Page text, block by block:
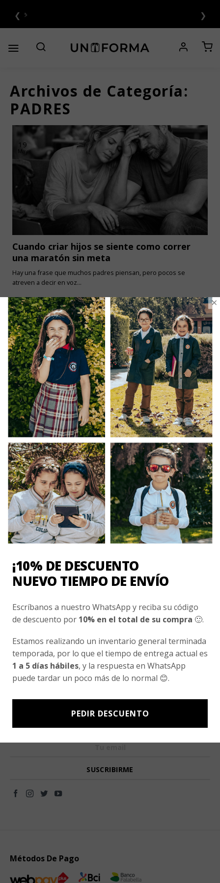
contenido
❮ ❯
Archivos de Categoría:
PADRES
Cuando criar hijos se siente como correr
una maratón sin meta
Hay una frase que muchos padres piensan, pero pocos se
atreven a decir en voz...
19
May
Ventas Por Mayor
Uniforme Escolar Genéricos
Uniforme Escolar Colegios
Uniforme Empresas
Uniforme Clínico
Esenciales
Ayuda Al Cliente
Contacto
¿Cómo Comprar?
¿Cómo Medirme?
Nosotros
Inversionistas
Blog
Newsletter signup
Subscríbete a nuestro Newsletter y obtén ofertas exclusivas y
novedades directamente en tu e-mail.
Métodos De Pago
¡10% DE DESCUENTO
NUEVO TIEMPO DE ENVÍO
Escríbanos a nuestro WhatsApp y reciba su código
de descuento por 10% en el total de su compra 🙂.
Estamos realizando un inventario general terminada
temporada, por lo que el tiempo de entrega actual es
1 a 5 días hábiles, y la respuesta en WhatsApp
puede tardar un poco más de lo normal 😊.
PEDIR DESCUENTO
×